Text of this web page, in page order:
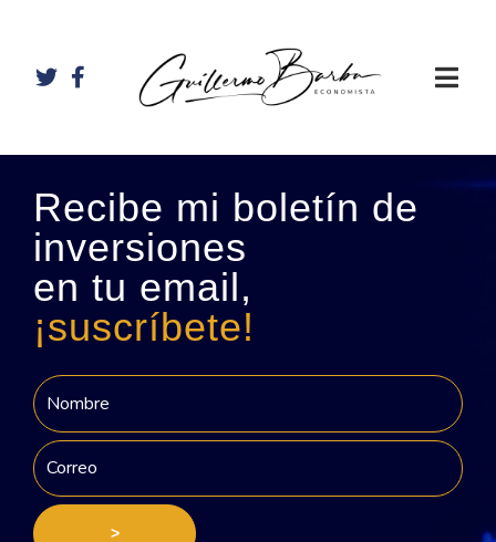
Recibe mi boletín de
inversiones
en tu email,
¡suscríbete!
>